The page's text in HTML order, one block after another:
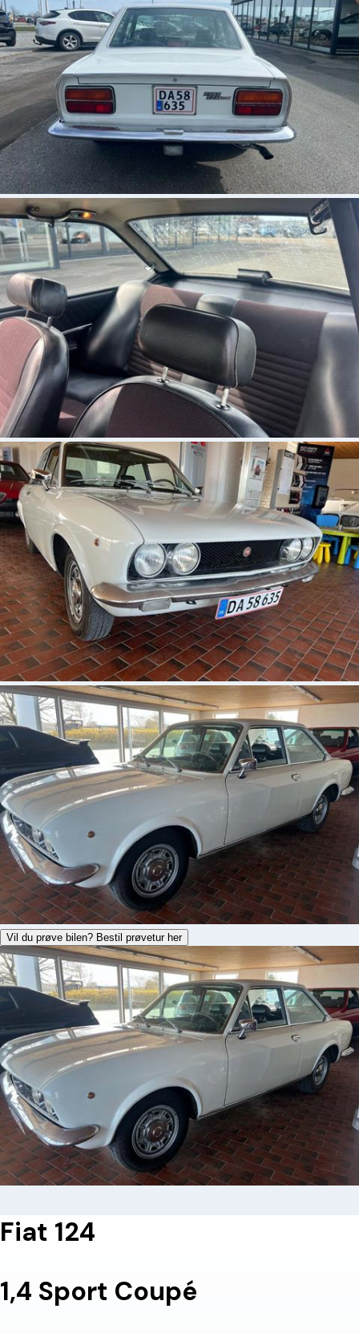
Vil du prøve bilen? Bestil prøvetur her
Fiat 124
1,4 Sport Coupé